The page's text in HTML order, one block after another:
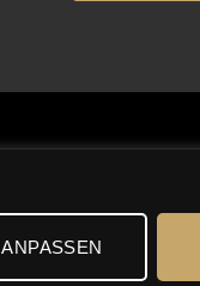
ANPASSEN